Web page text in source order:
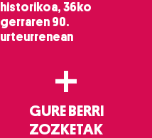
historikoa, 36ko
gerraren 90.
urteurrenean
+
GURE BERRI
ZOZKETAK